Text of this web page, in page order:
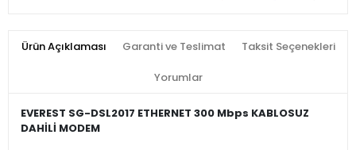
Ürün Açıklaması Garanti ve Teslimat Taksit Seçenekleri
Yorumlar
EVEREST SG-DSL2017 ETHERNET 300 Mbps KABLOSUZ
DAHİLİ MODEM